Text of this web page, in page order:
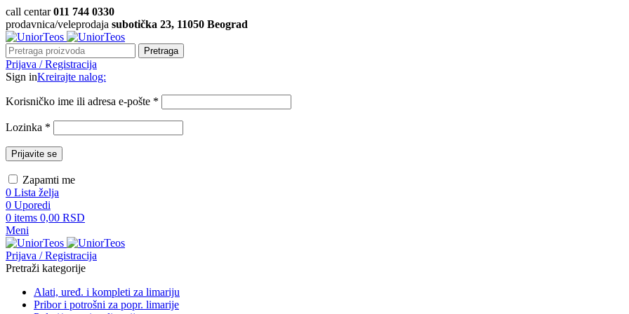
call centar011 744 0330
prodavnica/veleprodaja subotička 23, 11050 Beograd
Pretraga
Prijava / Registracija
Sign inKreirajte nalog:
Korisničko ime ili adresa e-pošte *
Lozinka *
Prijavite se
Zapamti me
0 Lista želja
0 Uporedi
0 items 0,00 RSD
Meni
Prijava / Registracija
Pretraži kategorije
Alati, uređ. i kompleti za limariju
Pribor i potrošni za popr. limarije